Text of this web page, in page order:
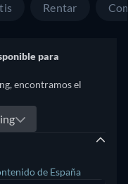
Rentar
para
encontramos el
de España